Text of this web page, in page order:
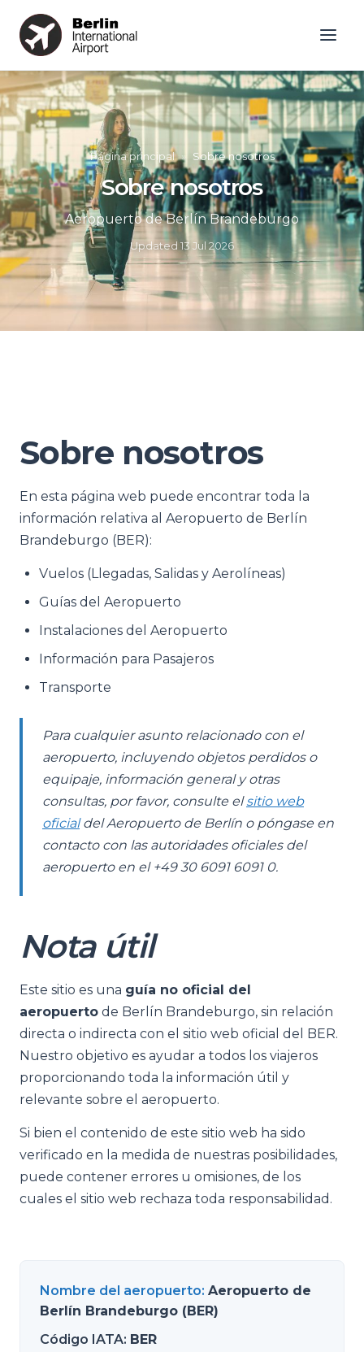
Página principal » Sobre nosotros
Sobre nosotros
Aeropuerto de Berlín Brandeburgo
Updated 13 Jul 2026
Sobre nosotros
En esta página web puede encontrar toda la
información relativa al Aeropuerto de Berlín
Brandeburgo (BER):
Vuelos (Llegadas, Salidas y Aerolíneas)
Guías del Aeropuerto
Instalaciones del Aeropuerto
Información para Pasajeros
Transporte
Para cualquier asunto relacionado con el
aeropuerto, incluyendo objetos perdidos o
equipaje, información general y otras
consultas, por favor, consulte elsitio web
oficialdel Aeropuerto de Berlín o póngase en
contacto con las autoridades oficiales del
aeropuerto en el +49 30 6091 6091 0.
Nota útil
Este sitio es una guía no oficial del
aeropuerto de Berlín Brandeburgo, sin relación
directa o indirecta con el sitio web oficial del BER.
Nuestro objetivo es ayudar a todos los viajeros
proporcionando toda la información útil y
relevante sobre el aeropuerto.
Si bien el contenido de este sitio web ha sido
verificado en la medida de nuestras posibilidades,
puede contener errores u omisiones, de los
cuales el sitio web rechaza toda responsabilidad.
Nombre del aeropuerto: Aeropuerto de
Berlín Brandeburgo (BER)
Código IATA: BER